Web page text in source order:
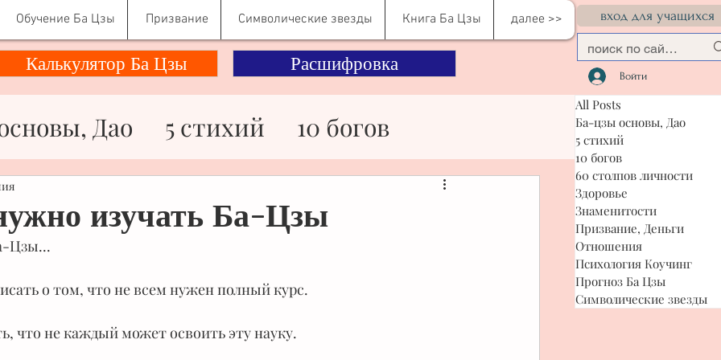
Обучение Ба Цзы Призвание Символические звезды Книга Ба Цзы далее >>
Калькулятор Ба Цзы Расшифровка
вход для учащихся
Войти
Дао 5 стихий
10 богов
Символические звезды
изучать Ба-Цзы
Цзы...
о том, что не всем нужен полный курс.
что не каждый может освоить эту науку.
All Posts
Ба-цзы основы, Дао
5 стихий
10 богов
60 столпов личности
Здоровье
Знаменитости
Призвание, Деньги
Отношения
Психология Коучинг
Прогноз Ба Цзы
Символические звезды